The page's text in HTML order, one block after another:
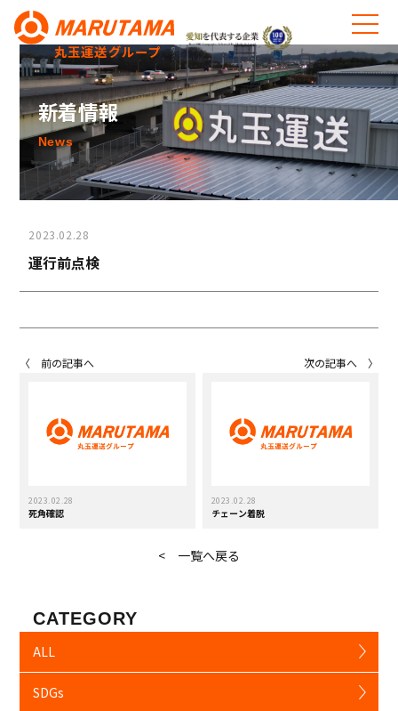
丸玉運送グループ
新着情報
News
2023.02.28
運行前点検
〈 前の記事へ
2023.02.28
死角確認
次の記事へ 〉
2023.02.28
チェーン着脱
< 一覧へ戻る
CATEGORY
ALL
SDGs